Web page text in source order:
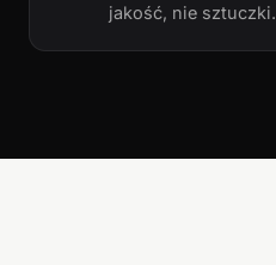
jakość, nie sztuczki.